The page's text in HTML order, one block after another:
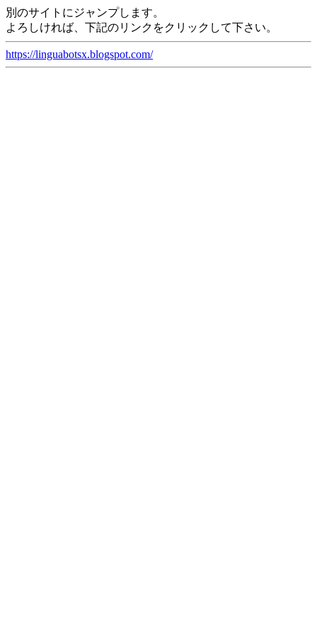
別のサイトにジャンプします。
よろしければ、下記のリンクをクリックして下さい。
https://linguabotsx.blogspot.com/